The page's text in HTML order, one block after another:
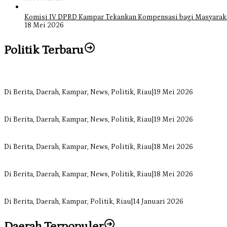
Komisi IV DPRD Kampar Tekankan Kompensasi bagi
18 Mei 2026
Politik Terbaru
Di Berita, Daerah, Kampar, News, Politik, Riau 19 Mei 2026
Di Berita, Daerah, Kampar, News, Politik, Riau 19 Mei 2026
Di Berita, Daerah, Kampar, News, Politik, Riau 18 Mei 2026
Di Berita, Daerah, Kampar, News, Politik, Riau 18 Mei 2026
Di Berita, Daerah, Kampar, Politik, Riau 14 Januari 2026